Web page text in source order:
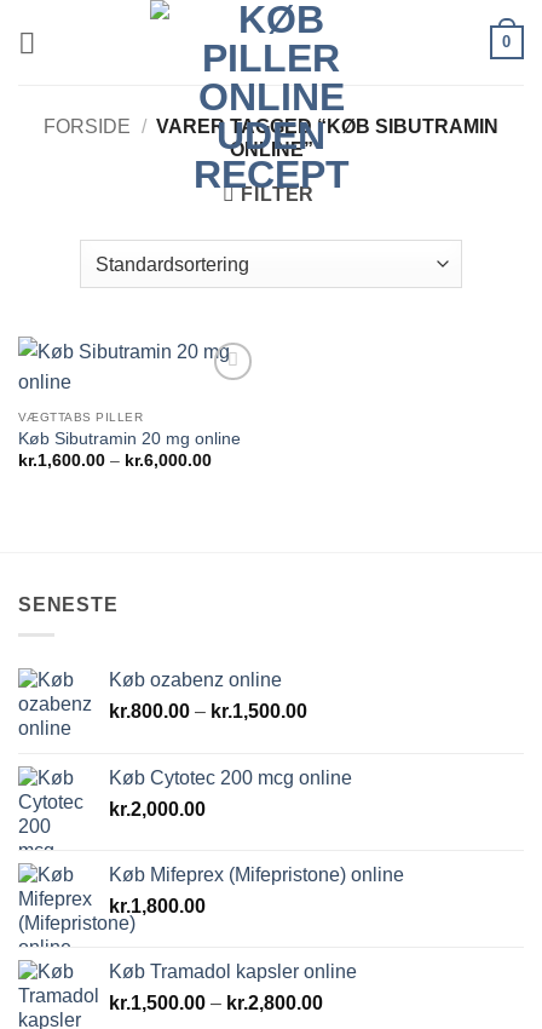
0
FORSIDE / VARER TAGGED “KØB SIBUTRAMIN
ONLINE”
FILTER
VÆGTTABS PILLER
Køb Sibutramin 20 mg online
kr.1,600.00 – kr.6,000.00Prisinterval:
SENESTE
Køb ozabenz online
kr.800.00 – kr.1,500.00Prisinterval:
kr.1,500.00
Køb Cytotec 200 mcg online
kr.2,000.00
Køb Mifeprex (Mifepristone) online
kr.1,800.00
Køb Tramadol kapsler online
kr.1,500.00 – kr.2,800.00Prisinterval: